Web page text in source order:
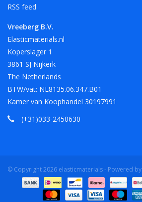
RSS feed
Vreeberg B.V.
Elasticmaterials.nl
Koperslager 1
3861 SJ Nijkerk
The Netherlands
BTW/vat: NL8135.06.347.B01
Kamer van Koophandel 30197991
(+31)033-2450630
© Copyright 2026 elasticmaterials - Powered by